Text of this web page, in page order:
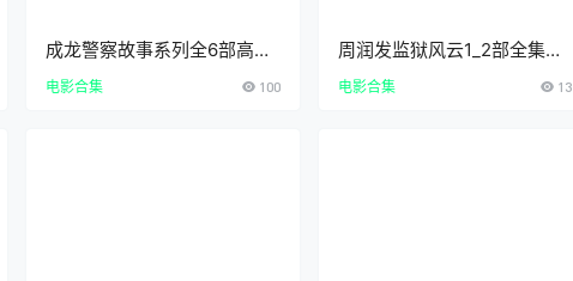
成龙警察故事系列全6部高清
蓝光国粤双语中字下载
PoliceStoryCollection1080
电影合集 100
周润发监狱风云1_2部全集高
清中文字幕下载在线观看
电影合集 13